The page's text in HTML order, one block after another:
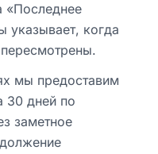
«Последнее
указывает, когда
мы предоставим
30 дней по
заметное